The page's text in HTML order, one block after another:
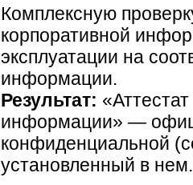
Комплексную
корпоративной
эксплуатации на
информации.
Результат:
информации» —
конфиденциальной
установленный в нем.